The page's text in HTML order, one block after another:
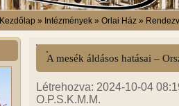
Kezdőlap » Intézmények » Orlai Ház »
A mesék áldásos hatásai –
Létrehozva: 2024-10-04
O.P.S.K.M.M.